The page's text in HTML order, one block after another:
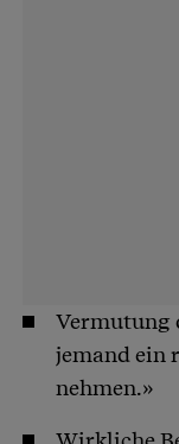
Vermutung
jemand ein
nehmen.»